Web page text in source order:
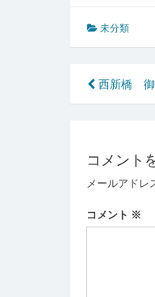
未分類
投
稿
ビ
ゲ
ー
西新橋
コメント
メールアドレ
コメント ※